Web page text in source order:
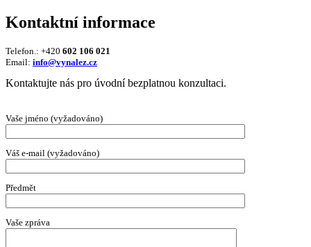
Kontaktní informace
Telefon.: +420 602 106 021
Email: info@vynalez.cz
Kontaktujte nás pro úvodní bezplatnou konzultaci.
Vaše jméno (vyžadováno)
Váš e-mail (vyžadováno)
Předmět
Vaše zpráva